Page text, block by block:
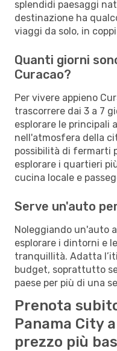
splendidi paesaggi
destinazione ha
viaggi da solo, in
Quanti giorni
Curacao?
Per vivere appieno
trascorrere dai 3 a 7
esplorare le principali
nell'atmosfera della
possibilità di fermarti
esplorare i quartieri
cucina locale e
Serve un'auto
Noleggiando un'auto
esplorare i dintorni e
tranquillità. Adatta
budget, soprattutto
paese per più di una
Prenota
Panama City
prezzo più